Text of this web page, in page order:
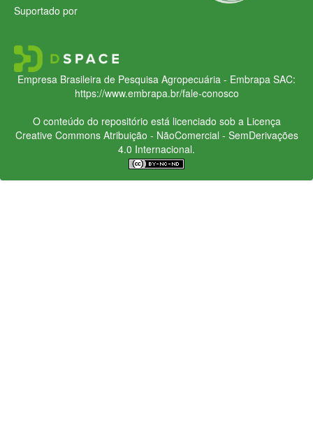
Suportado por
Empresa Brasileira de Pesquisa Agropecuária - Embrapa SAC:
https://www.embrapa.br/fale-conosco
O conteúdo do repositório está licenciado sob a Licença
Creative CommonsAtribuição - NãoComercial - SemDerivações
4.0 Internacional.